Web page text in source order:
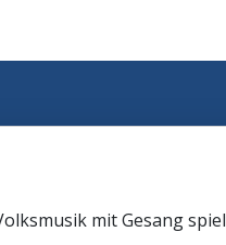
mit Gesang